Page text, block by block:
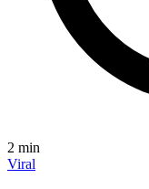
2 min
Viral